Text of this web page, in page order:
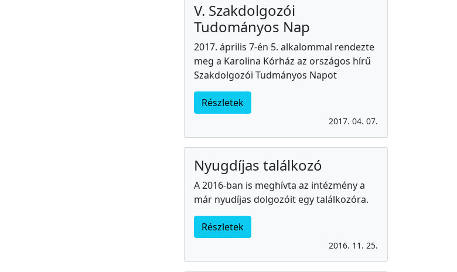
V. Szakdolgozói
Tudományos Nap
2017. április 7-én 5. alkalommal rendezte
meg a Karolina Kórház az országos hírű
Szakdolgozói Tudmányos Napot
Részletek
2017. 04. 07.
Nyugdíjas találkozó
A 2016-ban is meghívta az intézmény a
már nyudíjas dolgozóit egy találkozóra.
Részletek
2016. 11. 25.